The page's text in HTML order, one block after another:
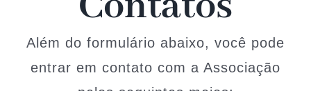
Arquivos
Além do formulário abaixo, você pode
entrar em contato com a Associação